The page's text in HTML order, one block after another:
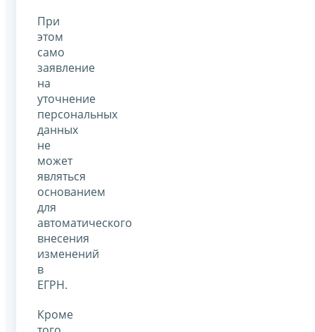
При
этом
само
заявление
на
уточнение
персональных
данных
не
может
являться
основанием
для
автоматического
внесения
изменений
в
ЕГРН.
Кроме